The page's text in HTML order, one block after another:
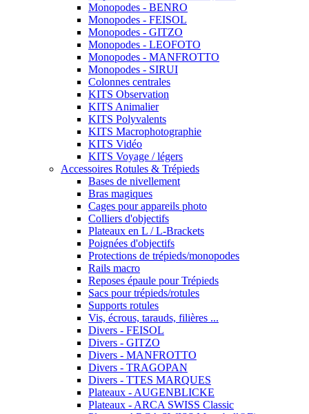
Monopodes - BENRO
Monopodes - FEISOL
Monopodes - GITZO
Monopodes - LEOFOTO
Monopodes - MANFROTTO
Monopodes - SIRUI
Colonnes centrales
KITS Observation
KITS Animalier
KITS Polyvalents
KITS Macrophotographie
KITS Vidéo
KITS Voyage / légers
Accessoires Rotules & Trépieds
Bases de nivellement
Bras magiques
Cages pour appareils photo
Colliers d'objectifs
Plateaux en L / L-Brackets
Poignées d'objectifs
Protections de trépieds/monopodes
Rails macro
Reposes épaule pour Trépieds
Sacs pour trépieds/rotules
Supports rotules
Vis, écrous, tarauds, filières ...
Divers - FEISOL
Divers - GITZO
Divers - MANFROTTO
Divers - TRAGOPAN
Divers - TTES MARQUES
Plateaux - AUGENBLICKE
Plateaux - ARCA SWISS Classic